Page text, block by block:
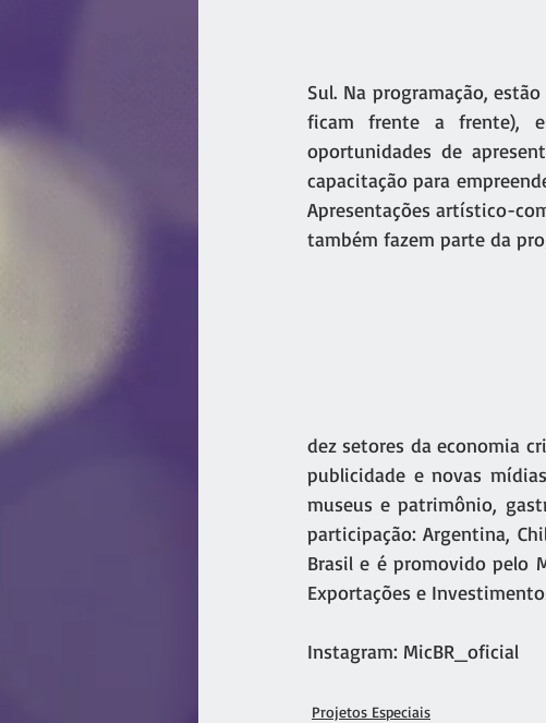
Sul. Na programação,
ficam frente a frente),
oportunidades de
capacitação para
Apresentações artístico-
também fazem parte da
dez setores da economia
publicidade e novas
museus e patrimônio,
participação: Argentina,
Brasil e é promovido pelo
Exportações e
Instagram: MicBR_oficial
Projetos Especiais